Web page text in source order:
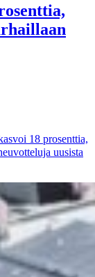
18 prosenttia,
uusista